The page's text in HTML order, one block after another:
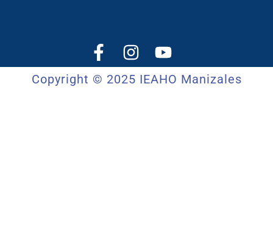
Copyright © 2025 IEAHO Manizales